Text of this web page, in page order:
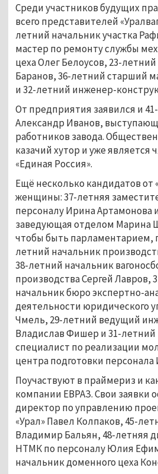
Среди участников будущих
всего представителей
летний начальник участка
мастер по ремонту службы
цеха Олег Белоусов, 23-
Баранов, 36-летний старший
и 32-летний инженер-
От предприятия заявился и
Александр Иванов,
работников завода.
казачий хутор и уже является
«Единая Россия».
Ещё несколько кандидатов от
женщины: 37-летняя
персоналу Ирина Артамонова
заведующая отделом Марина
чтобы быть парламентарием,
летний начальник
38-летний начальник
производства Сергей Лавров,
начальник бюро экспертно-
деятельности юридического
Чмель, 29-летний ведущий
Владислав Фишер и 31-летний
специалист по реализации
центра подготовки персонала
Поучаствуют в праймериз и
компании ЕВРАЗ. Свои заявки
директор по управлению
«Урал» Павел Колпаков, 45-
Владимир Бальян, 48-летняя
НТМК по персоналу Юлия
начальник доменного цеха